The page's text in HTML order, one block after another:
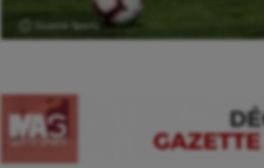
Ⓒ Gazette Sports